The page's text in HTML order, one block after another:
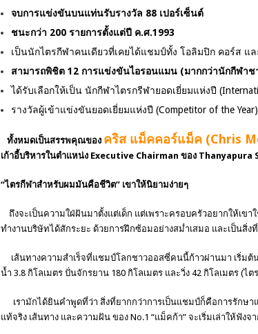
จบการแข่งขันบนแท่นรับรางวัล 88 เปอร์เซ็นต์
ชนะกว่า 200 รายการตั้งแต่ปี ค.ศ.1993
เป็นนักไตรกีฬาคนเดียวที่เคยได้แชมป์ทั้ง โอลิมปิก คอร์ส แ
สามารถพิชิต 12 การแข่งขันไอรอนแมน (มากกว่านักกีฬาช
ได้รับเลือกให้เป็น นักกีฬาไตรกรีฬายอดเยี่ยมแห่งปี
รางวัลผู้เข้าแข่งขันยอดเยี่ยมแห่งปี (Competitor of the
ทั้งหมดเป็นสรรพคุณของ คริส แม็คคอร์แม็ค (Chris
เก้าอี้บริหารในตำแหน่ง Executive Chairman ของ
“ไตรกีฬาสำหรับผมมันคือชีวิต” เขาให้นิยามง่ายๆ
ถึงจะเป็นความใฝ่ฝันมาตั้งแต่เด็ก แต่เพราะครอบครัวอยากให้เข
ทำงานบริษัทได้สักระยะ ด้วยการฝึกซ้อมอย่างสม่ำเสมอ และเป็นสิ่
เส้นทางความสำเร็จที่แชมป์โลกชาวออสซี่คนนี้ก้าวผ่านมา เริ่มต้
น้ำ 3.8 กิโลเมตร ปั่นจักรยาน180 กิโลเมตร และวิ่ง 42 กิโลเมตร (ไต
เรามักได้ยินคำพูดที่ว่า สิ่งที่ยากกว่าการเป็นแชมป์ก็คือการรักษา
แท้จริง เส้นทาง และความฝัน ของ No.1 “แม็คก้า” จะเริ่มเล่าให้ฟังจ